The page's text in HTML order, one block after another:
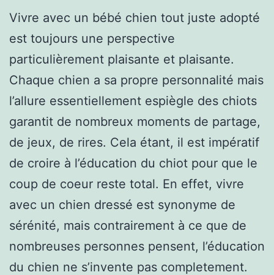
Vivre avec un bébé chien tout juste adopté
est toujours une perspective
particulièrement plaisante et plaisante.
Chaque chien a sa propre personnalité mais
l’allure essentiellement espiègle des chiots
garantit de nombreux moments de partage,
de jeux, de rires. Cela étant, il est impératif
de croire à l’éducation du chiot pour que le
coup de coeur reste total. En effet, vivre
avec un chien dressé est synonyme de
sérénité, mais contrairement à ce que de
nombreuses personnes pensent, l’éducation
du chien ne s’invente pas completement.